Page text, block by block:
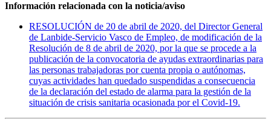
Información relacionada con la noticia/aviso
RESOLUCIÓN de 20 de abril de 2020, del Director General
de Lanbide-Servicio Vasco de Empleo, de modificación de la
Resolución de 8 de abril de 2020, por la que se procede a la
publicación de la convocatoria de ayudas extraordinarias para
las personas trabajadoras por cuenta propia o autónomas,
cuyas actividades han quedado suspendidas a consecuencia
de la declaración del estado de alarma para la gestión de la
situación de crisis sanitaria ocasionada por el Covid-19.